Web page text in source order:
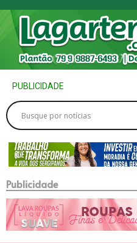
PUBLICIDADE
Publicidade